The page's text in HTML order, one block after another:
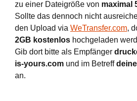
zu einer Dateigröße von maximal
Sollte das dennoch nicht
den Upload via WeTransfer.com,
2GB kostenlos hochgeladen
Gib dort bitte als Empfänger
is-yours.com und im Betreff
an.